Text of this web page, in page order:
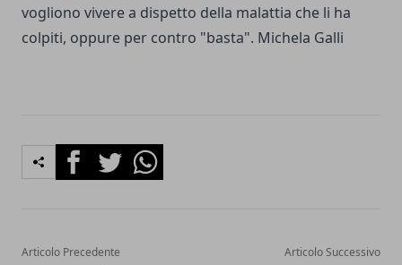
vogliono vivere a dispetto della malattia che li ha
colpiti, oppure per contro "basta". Michela Galli
FacebookTwitterWhatsapp
Articolo Precedente Articolo Successivo